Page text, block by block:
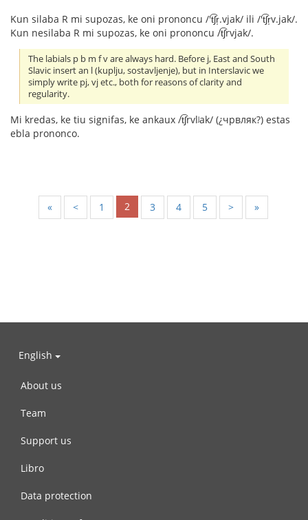
Kun silaba R mi supozas, ke oni prononcu /'t͡ʃr̩.vjak/ ili /'t͡ʃr̩v.jak/.
Kun nesilaba R mi supozas, ke oni prononcu /t͡ʃrvjak/.
The labials p b m f v are always hard. Before j, East and South
Slavic insert an l (kuplju, sostavljenje), but in Interslavic we
simply write pj, vj etc., both for reasons of clarity and
regularity.
Mi kredas, ke tiu signifas, ke ankaux /t͡ʃrvlʲak/ (¿чрвляк?) estas
ebla prononco.
« < 1 2 3 4 5 > »
English
About us
Team
Support us
Libro
Data protection